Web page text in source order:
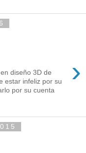
›
diseño 3D de
estar infeliz por su
por su cuenta